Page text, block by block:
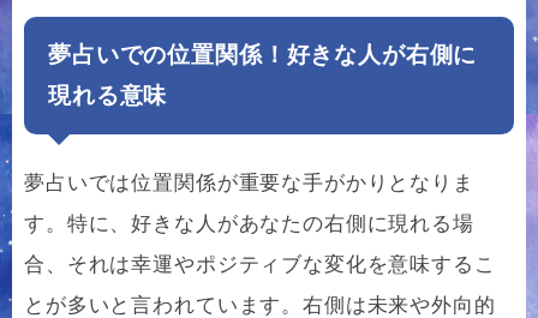
夢占いでの位置関係！好きな人が右側に
現れる意味
夢占いでは位置関係が重要な手がかりとなりま
す。特に、好きな人があなたの右側に現れる場
合、それは幸運やポジティブな変化を意味するこ
とが多いと言われています。右側は未来や外向的